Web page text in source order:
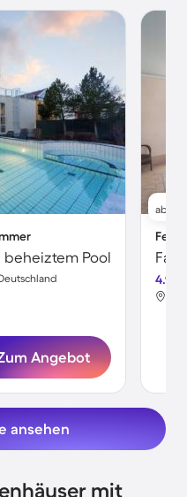
beheiztem Pool
Angebot
ab
4.9
ansehen
mit